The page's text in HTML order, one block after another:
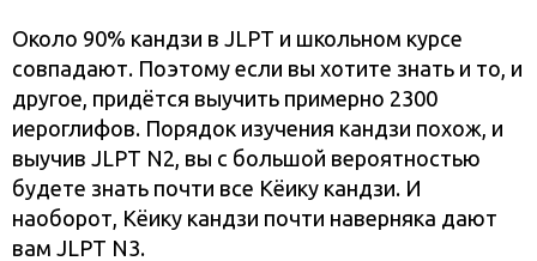
Около 90% кандзи в JLPT и школьном курсе
совпадают. Поэтому если вы хотите знать и то, и
другое, придётся выучить примерно 2300
иероглифов. Порядок изучения кандзи похож, и
выучив JLPT N2, вы с большой вероятностью
будете знать почти все Кёику кандзи. И
наоборот, Кёику кандзи почти наверняка дают
вам JLPT N3.